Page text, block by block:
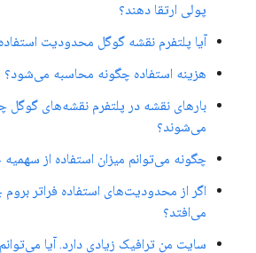
پولی ارتقا دهند؟
آیا پلتفرم نقشه گوگل محدودیت
هزینه استفاده چگونه محاسبه می‌شود؟
بارهای نقشه در پلتفرم نقشه‌های
می‌شوند؟
چگونه می‌توانم میزان استفاده از
اگر از محدودیت‌های استفاده فراتر بروم
می‌افتد؟
سایت من ترافیک زیادی دارد. آیا